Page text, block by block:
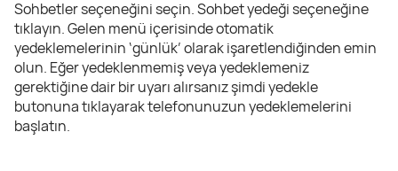
Sohbetler seçeneğini seçin. Sohbet yedeği seçeneğine
tıklayın. Gelen menü içerisinde otomatik
yedeklemelerinin ‘günlük’ olarak işaretlendiğinden emin
olun. Eğer yedeklenmemiş veya yedeklemeniz
gerektiğine dair bir uyarı alırsanız şimdi yedekle
butonuna tıklayarak telefonunuzun yedeklemelerini
başlatın.